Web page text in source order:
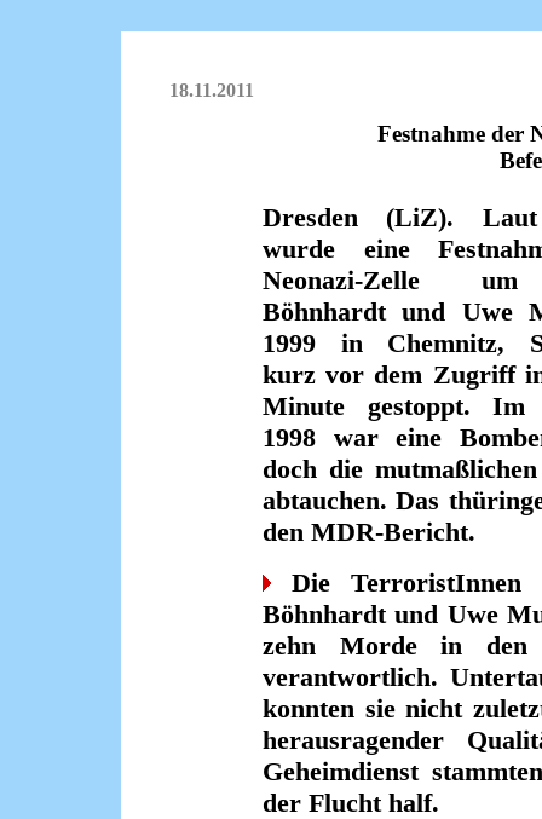
18.11.2011
Festnahme der
Dresden (LiZ).
wurde eine
Neonazi-Zelle
Böhnhardt und Uwe
1999 in Chemnitz,
kurz vor dem Zugriff
Minute gestoppt. Im
1998 war eine
doch die
abtauchen. Das
den MDR-Bericht.
Die TerroristInnen
Böhnhardt und Uwe
zehn Morde in den
verantwortlich.
konnten sie nicht
herausragender
Geheimdienst
der Flucht half.